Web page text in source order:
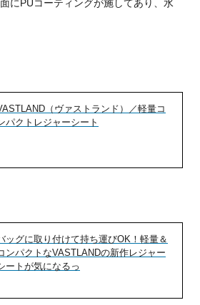
にPUコーティングが施してあり、水
（ヴァストランド）／軽量コ
パクトレジャーシート
ッグに取り付けて持ち運びOK！軽量＆
ンパクトなVASTLANDの新作レジャー
ートが気になるっ